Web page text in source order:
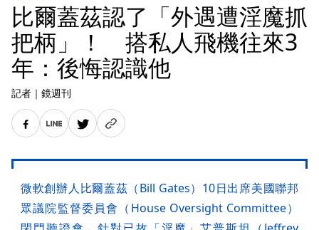
比爾蓋茲認了「外遇遭淫魔抓
把柄」！ 搭私人飛機往來3
年：後悔認識他
記者 ｜ 鏡週刊
微軟創辦人比爾蓋茲（Bill Gates）10日出席美國聯邦
眾議院監督委員會（House Oversight Committee）